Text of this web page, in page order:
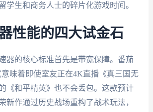
学生和商务人士的碎片化游戏时间。
性能的四大试金石
器的核心标准首先是带宽保障。番茄
味着即使室友正在4K直播《真三国无
《和平精英》也不会丢包。这款预计
新作通过历史战场重构了战术玩法，